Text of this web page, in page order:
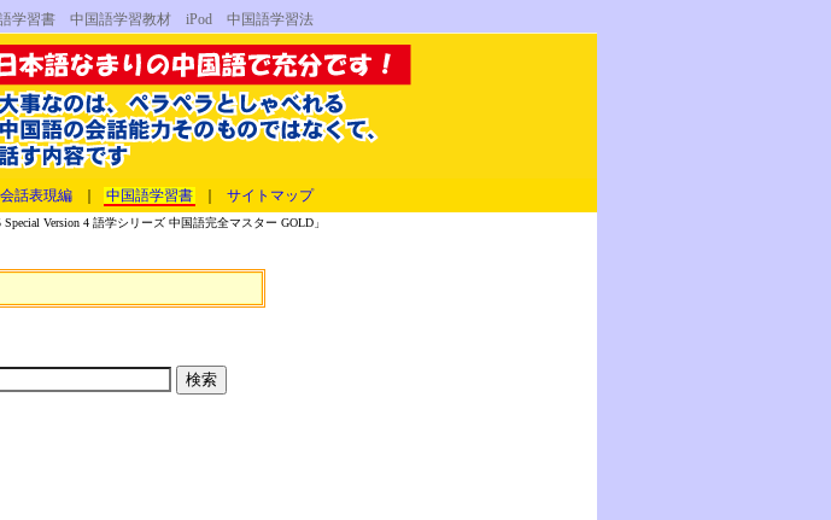
語学習書 中国語学習教材 iPod 中国語学習法
話表現編 中国語学習書 サイトマップ
Special Version 4 語学シリーズ 中国語完全マスター GOLD」